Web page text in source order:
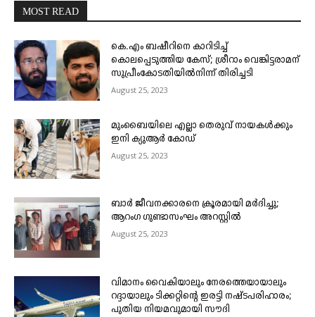
MOST READ
കെ.എം ബഷീറിനെ കാറിടിച്ച്
കൊലപ്പെടുത്തിയ കേസ്; ശ്രീറാം വെങ്കിട്ടരാമന്
സുപ്രീംകോടതിയിൽനിന്ന് തിരിച്ചടി
August 25, 2023
മുംബൈയിലെ എല്ലാ തെരുവ് നായകൾക്കും
ഇനി ക്യുആർ കോഡ്
August 25, 2023
ബാർ ജീവനക്കാരനെ ക്രൂരമായി മർദിച്ചു;
ആറംഗ ഗുണ്ടാസംഘം അറസ്റ്റിൽ
August 25, 2023
വിമാനം വൈകിയാലും നേരത്തെയായാലും
റദ്ദായാലും ടിക്കറ്റിന്റെ ഇരട്ടി നഷ്ടപരിഹാരം;
പുതിയ നിയമവുമായി സൗദി